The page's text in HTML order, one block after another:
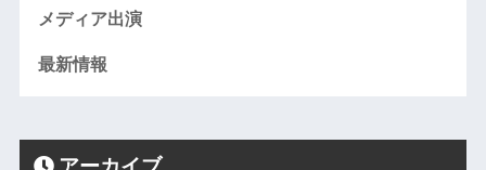
メディア出演
最新情報